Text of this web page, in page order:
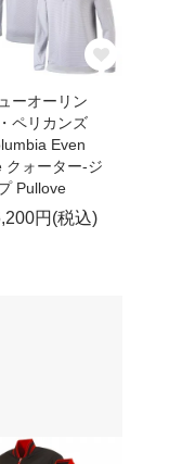
ーオーリン
ペリカンズ
Even
クォーター-ジ
Pullove
円(税込)